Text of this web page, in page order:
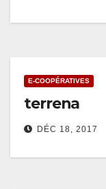
E-COOPÉRATIVES
terrena
DÉC 18, 2017